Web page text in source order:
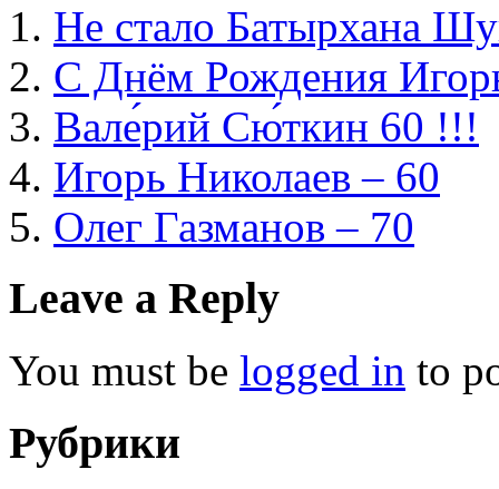
Не стало Батырхана
С Днём Рождения
Вале́рий Сю́ткин 60 !!!
Игорь Николаев – 60
Олег Газманов – 70
Leave a Reply
You must be logged in to
Рубрики